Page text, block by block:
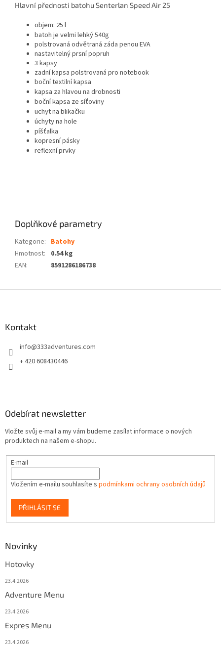
Hlavní přednosti batohu Senterlan Speed Air 25
objem: 25 l
batoh je velmi lehký 540g
polstrovaná odvětraná záda penou EVA
nastavitelný prsní popruh
3 kapsy
zadní kapsa polstrovaná pro notebook
boční textilní kapsa
kapsa za hlavou na drobnosti
boční kapsa ze síťoviny
uchyt na blikačku
úchyty na hole
píšťalka
kopresní pásky
reflexní prvky
Doplňkové parametry
Kategorie: Batohy
Hmotnost:
0.54 kg
EAN: 8591286186738
Kontakt
info@333adventures.com
+ 420 608430446
Odebírat newsletter
Vložte svůj e-mail a my vám budeme zasílat informace o nových
produktech na našem e-shopu.
E-mail
Vložením e-mailu souhlasíte s podmínkami ochrany osobních údajů
PŘIHLÁSIT SE
Novinky
Hotovky
23.4.2026
Adventure Menu
23.4.2026
Expres Menu
23.4.2026